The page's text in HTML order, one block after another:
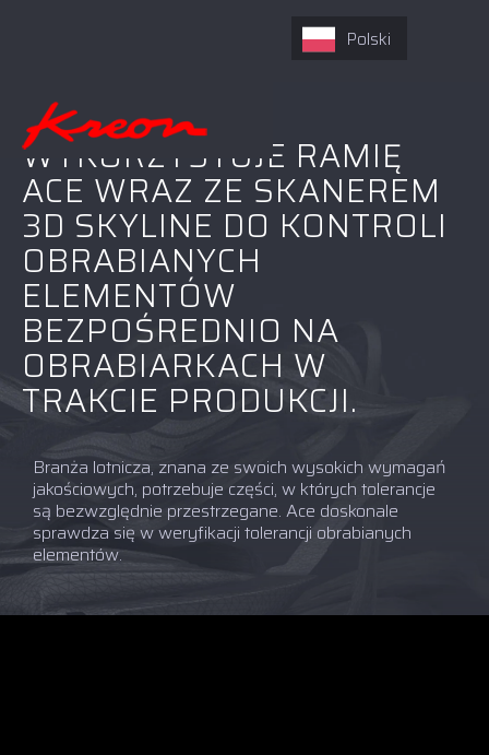
FIRMA K-MP
WYKORZYSTUJE RAMIĘ
ACE WRAZ ZE SKANEREM
3D SKYLINE DO KONTROLI
OBRABIANYCH
ELEMENTÓW
BEZPOŚREDNIO NA
OBRABIARKACH W
TRAKCIE PRODUKCJI.
Branża lotnicza, znana ze swoich wysokich wymagań
jakościowych, potrzebuje części, w których tolerancje
są bezwzględnie przestrzegane. Ace doskonale
sprawdza się w weryfikacji tolerancji obrabianych
elementów.
Polski